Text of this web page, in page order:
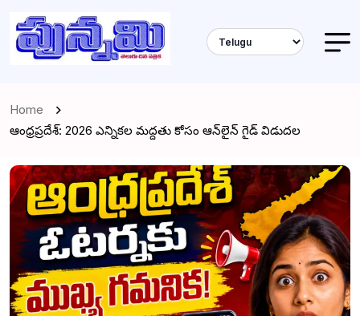
Home
ఆంధ్రప్రదేశ్: 2026 ఎన్నికల మద్దతు కోసం ఆన్‌లైన్ గైడ్ విడుదల